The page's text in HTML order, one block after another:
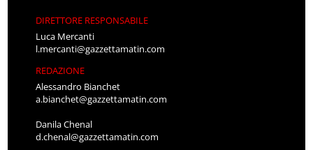
DIRETTORE RESPONSABILE
Luca Mercanti
l.mercanti@gazzettamatin.com
REDAZIONE
Alessandro Bianchet
a.bianchet@gazzettamatin.com
Danila Chenal
d.chenal@gazzettamatin.com